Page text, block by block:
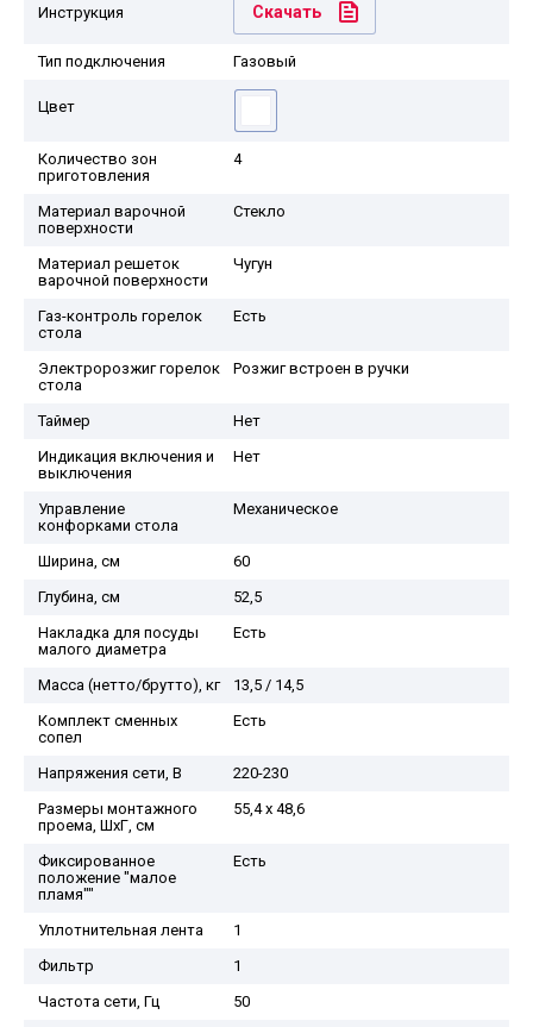
Инструкция Скачать
Тип подключения Газовый
Цвет
Количество зон
приготовления
4
Материал варочной
поверхности
Стекло
Материал решеток
варочной поверхности
Чугун
Газ-контроль горелок
стола
Есть
Электророзжиг горелок
стола
Розжиг встроен в ручки
Таймер
Нет
Индикация включения и
выключения
Нет
Управление
конфорками стола
Механическое
Ширина, см
60
Глубина, см
52,5
Накладка для посуды
малого диаметра
Есть
Масса (нетто/брутто), кг
13,5 / 14,5
Комплект сменных
сопел
Есть
Напряжения сети, В
220-230
Размеры монтажного
проема, ШхГ, см
55,4 х 48,6
Фиксированное
положение "малое
пламя""
Есть
Уплотнительная лента
1
Фильтр
1
Частота сети, Гц
50